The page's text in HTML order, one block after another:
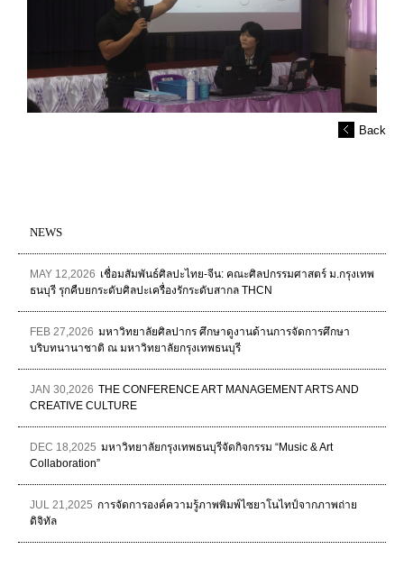
Back
NEWS
MAY 12,2026 เชื่อมสัมพันธ์ศิลปะไทย-จีน: คณะศิลปกรรมศาสตร์ ม.กรุงเทพ
ธนบุรี รุกคืบยกระดับศิลปะเครื่องรักระดับสากล THCN
FEB 27,2026 มหาวิทยาลัยศิลปากร ศึกษาดูงานด้านการจัดการศึกษา
บริบทนานาชาติ ณ มหาวิทยาลัยกรุงเทพธนบุรี
JAN 30,2026 THE CONFERENCE ART MANAGEMENT ARTS AND
CREATIVE CULTURE
DEC 18,2025 มหาวิทยาลัยกรุงเทพธนบุรีจัดกิจกรรม “Music & Art
Collaboration”
JUL 21,2025 การจัดการองค์ความรู้ภาพพิมพ์ไซยาโนไทป์จากภาพถ่าย
ดิจิทัล